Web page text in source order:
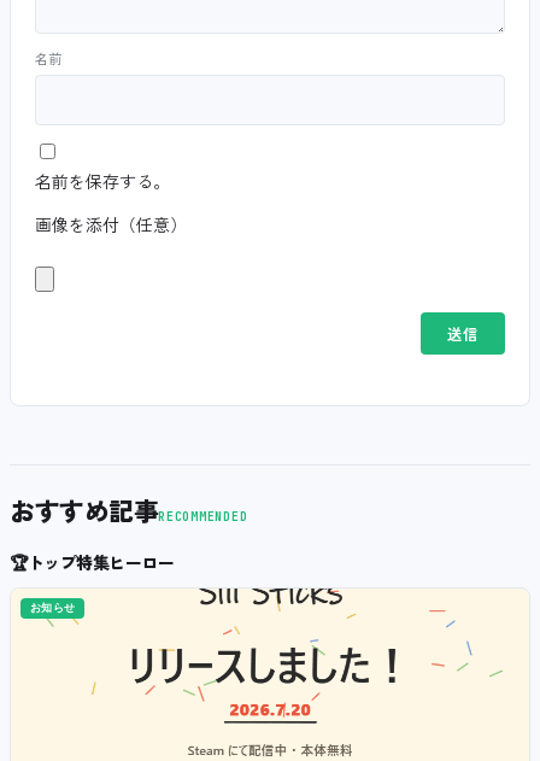
名前
名前を保存する。
画像を添付（任意）
おすすめ記事RECOMMENDED
🏆トップ特集ヒーロー
お知らせ